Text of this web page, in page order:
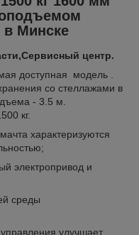
в Минске
центр.
доступная модель .
со стеллажами в
- 3.5 м.
кг.
характеризуются
электропривод и
среды
улучшает